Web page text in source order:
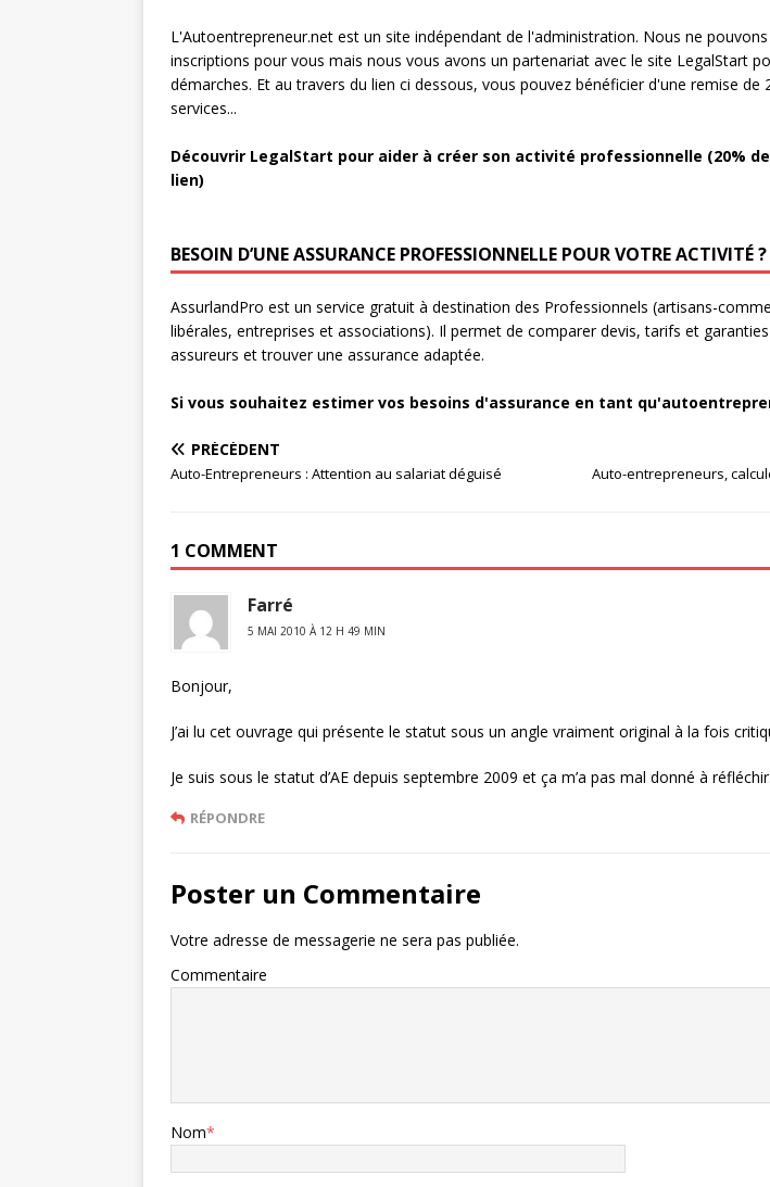
L'Autoentrepreneur.net est un site indépendant de l'administration. Nous ne
inscriptions pour vous mais nous vous avons un partenariat avec le site LegalStart
démarches. Et au travers du lien ci dessous, vous pouvez bénéficier d'une remise de
services...
Découvrir LegalStart pour aider à créer son activité professionnelle (20%
lien)
BESOIN D’UNE ASSURANCE PROFESSIONNELLE POUR VOTRE ACTIVITÉ ?
AssurlandPro est un service gratuit à destination des Professionnels (artisans-
libérales, entreprises et associations). Il permet de comparer devis, tarifs et
assureurs et trouver une assurance adaptée.
Si vous souhaitez estimer vos besoins d'assurance en tant
PRÉCÉDENT
Auto-Entrepreneurs : Attention au salariat déguisé Auto-entrepreneurs,
1 COMMENT
Farré
5 MAI 2010 À 12 H 49 MIN
Bonjour,
J’ai lu cet ouvrage qui présente le statut sous un angle vraiment original à la fois
Je suis sous le statut d’AE depuis septembre 2009 et ça m’a pas mal donné à réfléchir.
RÉPONDRE
Poster un Commentaire
Votre adresse de messagerie ne sera pas publiée.
Commentaire
Nom*